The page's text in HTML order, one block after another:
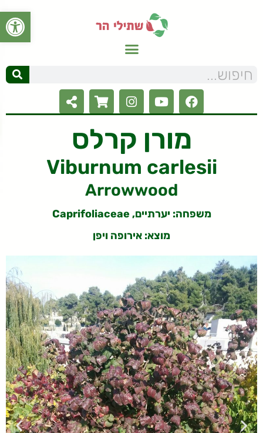
פתח
מורן קרלס
Viburnum carlesii
Arrowwood
משפחה: יערתיים, Caprifoliaceae
מוצא: אירופה ויפן